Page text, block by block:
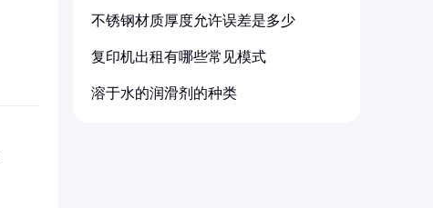
不锈钢材质厚度允许误差是多少
复印机出租有哪些常见模式
溶于水的润滑剂的种类